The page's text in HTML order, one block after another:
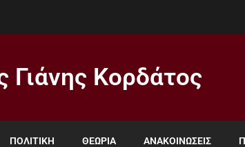
Γιάνης Κορδάτος
ΠΟΛΙΤΙΚΉ ΘΕΩΡΊΑ ΑΝΑΚΟΙΝΏΣΕΙΣ